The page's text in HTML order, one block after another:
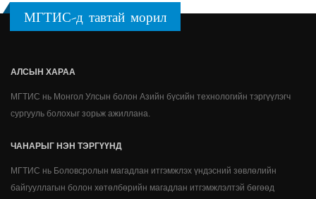
МГТИС-д тавтай морил
АЛСЫН ХАРАА
МГТИС нь Монгол Улсын болон Азийн бүсийн технологийн тэргүүлэгч
сургууль болохыг зорьж ажиллана.
ЧАНАРЫГ НЭН ТЭРГҮҮНД
МГТИС нь Боловсролын магадлан итгэмжлэх үндэсний зөвлөлийн
байгууллагын болон хөтөлбөрийн магадлан итгэмжлэлтэй бөгөөд